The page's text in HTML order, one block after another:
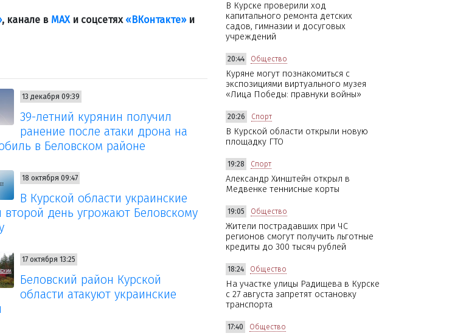
, канале в МАХи соцсетях «ВКонтакте»и
13 декабря 09:39
39-летний курянин получил
ранение после атаки дрона на
в Беловском районе
18 октября 09:47
В Курской области украинские
день угрожают Беловскому
17 октября 13:25
Беловский район Курской
области атакуют украинские
В Курске проверили ход
капитального ремонта детских
садов, гимназии и досуговых
учреждений
20:44 Общество
Куряне могут познакомиться с
экспозициями виртуального музея
«Лица Победы: правнуки войны»
20:26 Спорт
В Курской области открыли новую
площадку ГТО
19:28 Спорт
Александр Хинштейн открыл в
Медвенке теннисные корты
19:05 Общество
Жители пострадавших при ЧС
регионов смогут получить льготные
кредиты до 300 тысяч рублей
18:24 Общество
На участке улицы Радищева в Курске
с 27 августа запретят остановку
транспорта
17:40 Общество